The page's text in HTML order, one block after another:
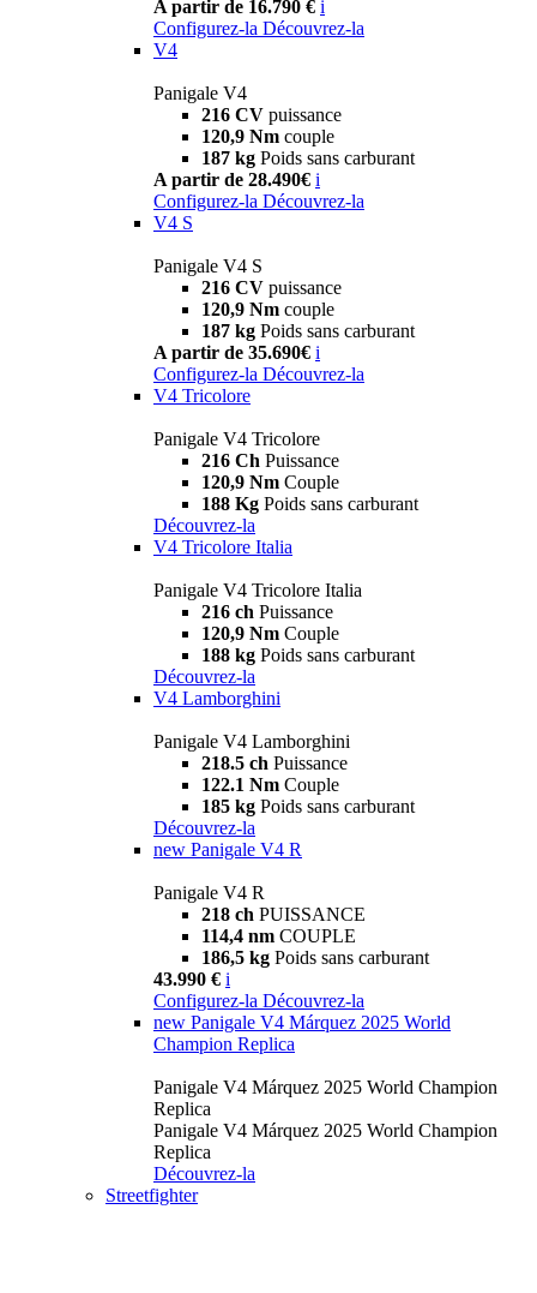
A partir de 16.790 € i
Configurez-la Découvrez-la
V4
Panigale V4
216 CV puissance
120,9 Nm couple
187 kg Poids sans carburant
A partir de 28.490€ i
Configurez-la Découvrez-la
V4 S
Panigale V4 S
216 CV puissance
120,9 Nm couple
187 kg Poids sans carburant
A partir de 35.690€ i
Configurez-la Découvrez-la
V4 Tricolore
Panigale V4 Tricolore
216 Ch Puissance
120,9 Nm Couple
188 Kg Poids sans carburant
Découvrez-la
V4 Tricolore Italia
Panigale V4 Tricolore Italia
216 ch Puissance
120,9 Nm Couple
188 kg Poids sans carburant
Découvrez-la
V4 Lamborghini
Panigale V4 Lamborghini
218.5 ch Puissance
122.1 Nm Couple
185 kg Poids sans carburant
Découvrez-la
new Panigale V4 R
Panigale V4 R
218 ch PUISSANCE
114,4 nm COUPLE
186,5 kg Poids sans carburant
43.990 € i
Configurez-la Découvrez-la
new Panigale V4 Márquez 2025 World
Champion Replica
Panigale V4 Márquez 2025 World Champion
Replica
Panigale V4 Márquez 2025 World Champion
Replica
Découvrez-la
Streetfighter